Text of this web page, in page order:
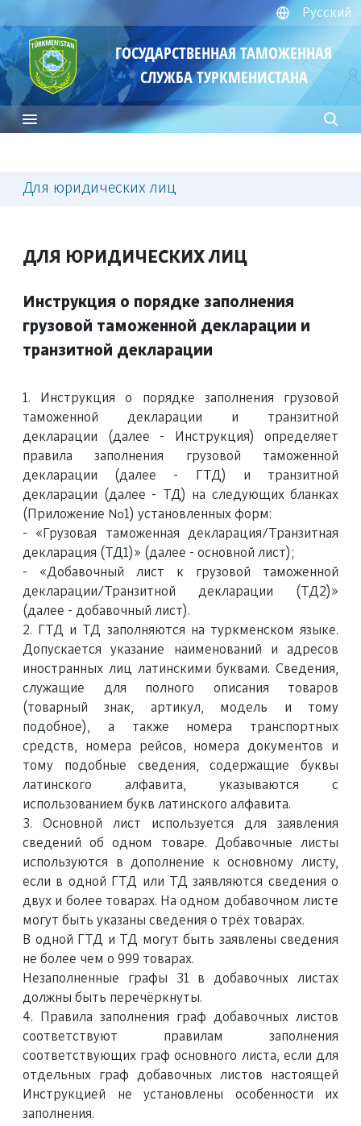
Русский
ГОСУДАРСТВЕННАЯ ТАМОЖЕННАЯ
СЛУЖБА ТУРКМЕНИСТАНА
Для юридических лиц
ДЛЯ ЮРИДИЧЕСКИХ ЛИЦ
Инструкция о порядке заполнения
грузовой таможенной декларации и
транзитной декларации
1. Инструкция о порядке заполнения грузовой
таможенной декларации и транзитной
декларации (далее - Инструкция) определяет
правила заполнения грузовой таможенной
декларации (далее - ГТД) и транзитной
декларации (далее - ТД) на следующих бланках
(Приложение №1) установленных форм:
- «Грузовая таможенная декларация/Транзитная
декларация (ТД1)» (далее - основной лист);
- «Добавочный лист к грузовой таможенной
декларации/Транзитной декларации (ТД2)»
(далее - добавочный лист).
2. ГТД и ТД заполняются на туркменском языке.
Допускается указание наименований и адресов
иностранных лиц латинскими буквами. Сведения,
служащие для полного описания товаров
(товарный знак, артикул, модель и тому
подобное), а также номера транспортных
средств, номера рейсов, номера документов и
тому подобные сведения, содержащие буквы
латинского алфавита, указываются с
использованием букв латинского алфавита.
3. Основной лист используется для заявления
сведений об одном товаре. Добавочные листы
используются в дополнение к основному листу,
если в одной ГТД или ТД заявляются сведения о
двух и более товарах. На одном добавочном листе
могут быть указаны сведения о трёх товарах.
В одной ГТД и ТД могут быть заявлены сведения
не более чем о 999 товарах.
Незаполненные графы 31 в добавочных листах
должны быть перечёркнуты.
4. Правила заполнения граф добавочных листов
соответствуют правилам заполнения
соответствующих граф основного листа, если для
отдельных граф добавочных листов настоящей
Инструкцией не установлены особенности их
заполнения.